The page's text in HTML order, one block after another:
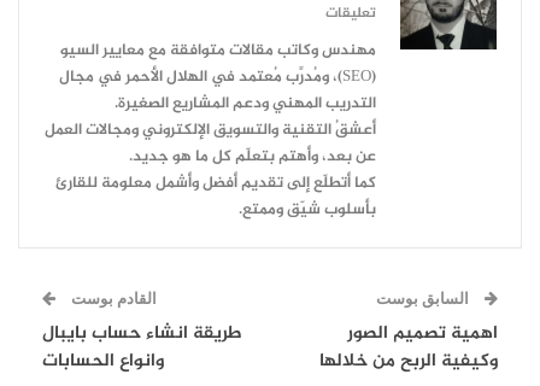
تعليقات
مهندس وكاتب مقالات متوافقة مع معايير السيو
(SEO)، ومُدرِّب مُعتمد في الهلال الأحمر في مجال
التدريب المهني ودعم المشاريع الصغيرة.
أعشقُ التقنية والتسويق الإلكتروني ومجالات العمل
عن بعد، وأهتم بتعلّم كل ما هو جديد.
كما أتطلّع إلى تقديم أفضل وأشمل معلومة للقارئ
بأسلوب شيّق وممتع.
السابق بوست
اهمية تصميم الصور
وكيفية الربح من خلالها
القادم بوست
طريقة انشاء حساب بايبال
وانواع الحسابات